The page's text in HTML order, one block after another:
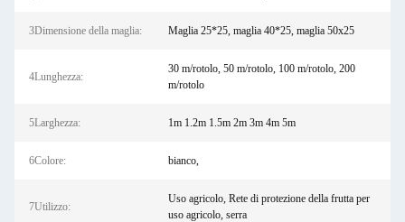
3Dimensione della maglia: Maglia 25*25, maglia 40*25, maglia 50x25
4Lunghezza:
30 m/rotolo, 50 m/rotolo, 100 m/rotolo, 200
m/rotolo
5Larghezza: 1m 1.2m 1.5m 2m 3m 4m 5m
6Colore: bianco,
7Utilizzo:
Uso agricolo, Rete di protezione della frutta per
uso agricolo, serra